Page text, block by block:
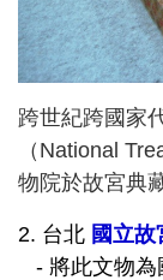
跨世紀跨國家
（National
物院於故宮典
2. 台北 國立
- 將此文物為